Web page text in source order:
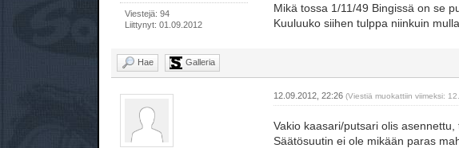
Viestejä: 94
Liittynyt: 01.09.2012
Mikä tossa 1/11/49 Bingissä on se
Kuuluuko siihen tulppa niinkuin
Hae Galleria
12.09.2012, 22:26(Viestiä muokattiin viimeksi:
Vakio kaasari/putsari olis
Säätösuutin ei ole mikään paras